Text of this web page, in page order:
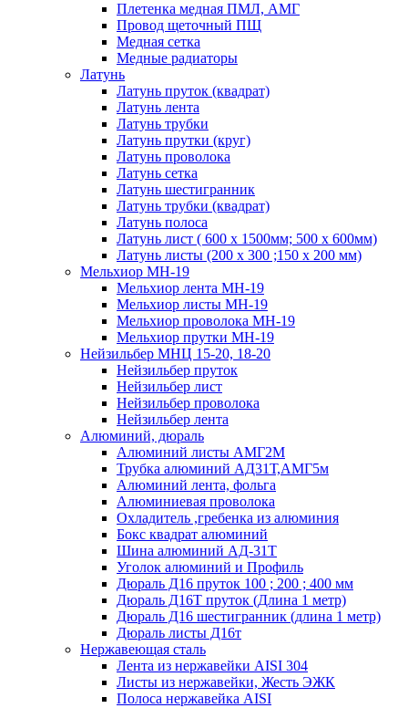
Плетенка медная ПМЛ, АМГ
Провод щеточный ПЩ
Медная сетка
Медные радиаторы
Латунь
Латунь пруток (квадрат)
Латунь лента
Латунь трубки
Латунь прутки (круг)
Латунь проволока
Латунь сетка
Латунь шестигранник
Латунь трубки (квадрат)
Латунь полоса
Латунь лист ( 600 х 1500мм; 500 х 600мм)
Латунь листы (200 х 300 ;150 х 200 мм)
Мельхиор МН-19
Мельхиор лента МН-19
Мельхиор листы МН-19
Мельхиор проволока МН-19
Мельхиор прутки МН-19
Нейзильбер МНЦ 15-20, 18-20
Нейзильбер пруток
Нейзильбер лист
Нейзильбер проволока
Нейзильбер лента
Алюминий, дюраль
Алюминий листы АМГ2М
Трубка алюминий АД31Т,АМГ5м
Алюминий лента, фольга
Алюминиевая проволока
Охладитель ,гребенка из алюминия
Бокс квадрат алюминий
Шина алюминий АД-31Т
Уголок алюминий и Профиль
Дюраль Д16 пруток 100 ; 200 ; 400 мм
Дюраль Д16Т пруток (Длина 1 метр)
Дюраль Д16 шестигранник (длина 1 метр)
Дюраль листы Д16т
Нержавеющая сталь
Лента из нержавейки AISI 304
Листы из нержавейки, Жесть ЭЖК
Полоса нержавейка АISI